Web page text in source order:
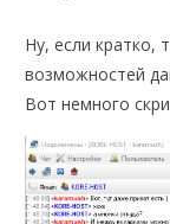
Ну, если кратко,
возможностей
Вот немного